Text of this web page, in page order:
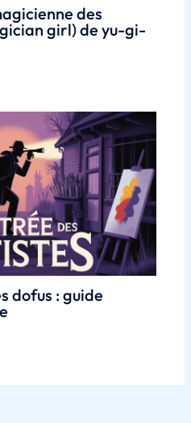
des
girl) de yu-gi-
dofus : guide